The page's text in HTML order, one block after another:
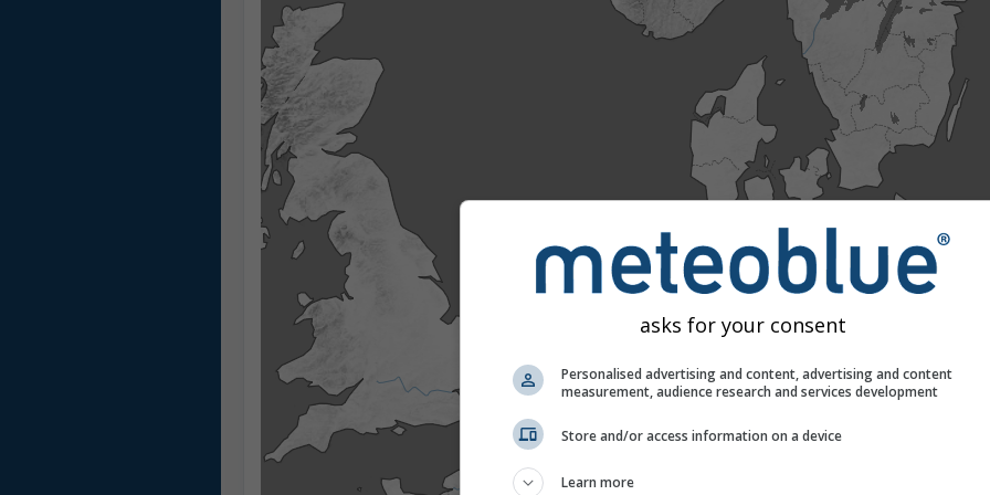
asks for your consent
Personalised advertising and content, advertising and content
measurement, audience research and services development
Store and/or access information on a device
Learn more